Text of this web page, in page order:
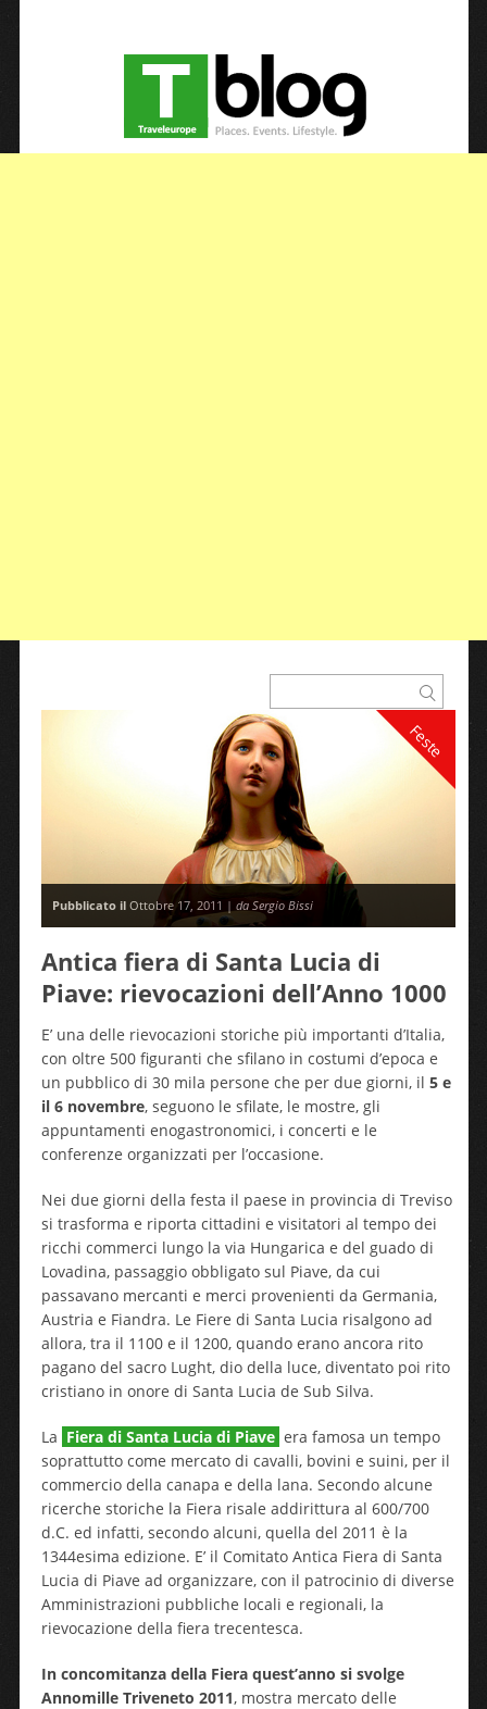
Feste
Pubblicato ilOttobre 17, 2011 | da Sergio Bissi
Antica fiera di Santa Lucia di
Piave: rievocazioni dell’Anno 1000
E’ una delle rievocazioni storiche più importanti d’Italia,
con oltre 500 figuranti che sfilano in costumi d’epoca e
un pubblico di 30 mila persone che per due giorni, il 5 e
il 6 novembre, seguono le sfilate, le mostre, gli
appuntamenti enogastronomici, i concerti e le
conferenze organizzati per l’occasione.
Nei due giorni della festa il paese in provincia di Treviso
si trasforma e riporta cittadini e visitatori al tempo dei
ricchi commerci lungo la via Hungarica e del guado di
Lovadina, passaggio obbligato sul Piave, da cui
passavano mercanti e merci provenienti da Germania,
Austria e Fiandra. Le Fiere di Santa Lucia risalgono ad
allora, tra il 1100 e il 1200, quando erano ancora rito
pagano del sacro Lught, dio della luce, diventato poi rito
cristiano in onore di Santa Lucia de Sub Silva.
La Fiera di Santa Lucia di Piave era famosa un tempo
soprattutto come mercato di cavalli, bovini e suini, per il
commercio della canapa e della lana. Secondo alcune
ricerche storiche la Fiera risale addirittura al 600/700
d.C. ed infatti, secondo alcuni, quella del 2011 è la
1344esima edizione. E’ il Comitato Antica Fiera di Santa
Lucia di Piave ad organizzare, con il patrocinio di diverse
Amministrazioni pubbliche locali e regionali, la
rievocazione della fiera trecentesca.
In concomitanza della Fiera quest’anno si svolge
Annomille Triveneto 2011, mostra mercato delle